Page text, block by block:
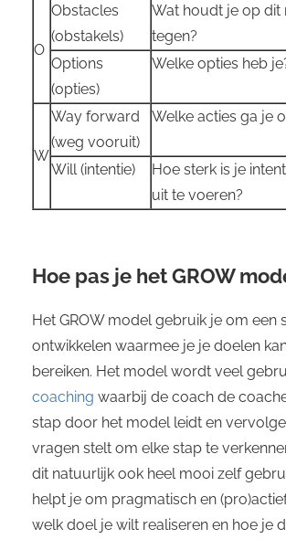
O
Obstacles
(obstakels)
Wat houdt je op dit
tegen?
Options
(opties)
Welke opties heb
W
Way forward
(weg vooruit)
Welke acties ga je
Will (intentie)
Hoe sterk is je
uit te voeren?
Hoe pas je het GROW
Het GROW model gebruik je om een
ontwikkelen waarmee je je doelen
bereiken. Het model wordt veel
coaching waarbij de coach de
stap door het model leidt en
vragen stelt om elke stap te
dit natuurlijk ook heel mooi zelf
helpt je om pragmatisch en
welk doel je wilt realiseren en hoe je